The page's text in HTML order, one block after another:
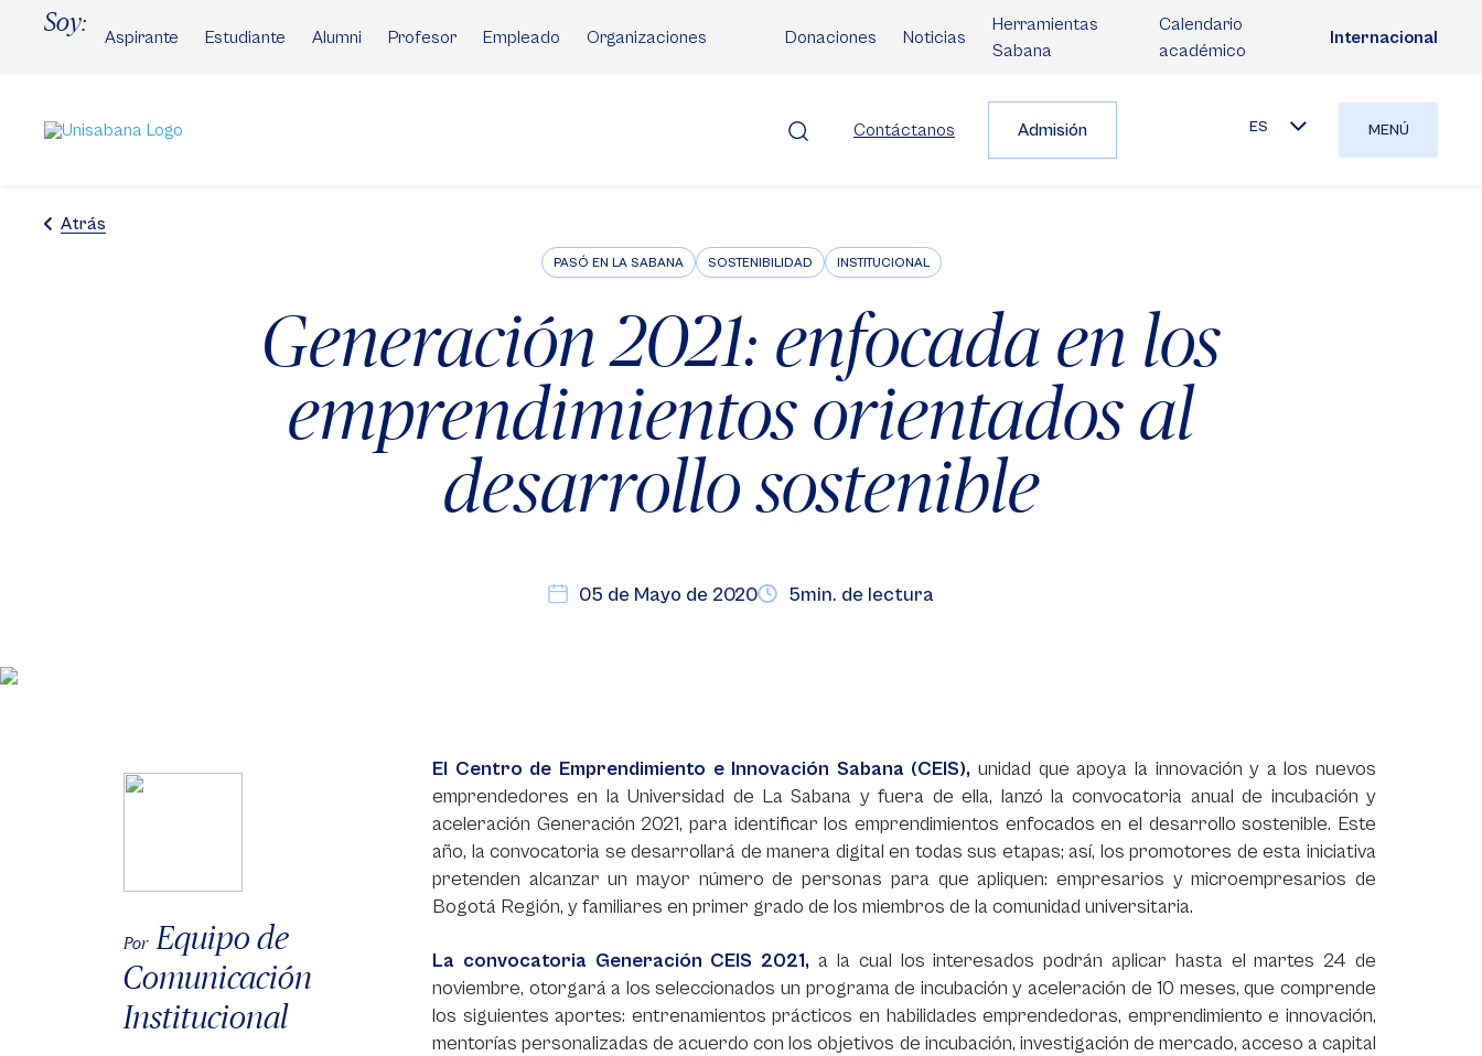
Soy:
Aspirante Estudiante Alumni Profesor Empleado Organizaciones Donaciones Noticias
Herramientas
Sabana
Calendario
académico
Internacional
Contáctanos Admisión ES MENÚ
Atrás
PASÓ EN LA SABANA SOSTENIBILIDAD INSTITUCIONAL
Generación 2021: enfocada en los
emprendimientos orientados al
desarrollo sostenible
05 de Mayo de 2020 5min. de lectura
Por Equipo de
Comunicación
Institucional
El Centro de Emprendimiento e Innovación Sabana (CEIS), unidad que apoya la innovación y a los nuevos
emprendedores en la Universidad de La Sabana y fuera de ella, lanzó la convocatoria anual de incubación y
aceleración Generación 2021, para identificar los emprendimientos enfocados en el desarrollo sostenible. Este
año, la convocatoria se desarrollará de manera digital en todas sus etapas; así, los promotores de esta iniciativa
pretenden alcanzar un mayor número de personas para que apliquen: empresarios y microempresarios de
Bogotá Región, y familiares en primer grado de los miembros de la comunidad universitaria.
La convocatoria Generación CEIS 2021, a la cual los interesados podrán aplicar hasta el martes 24 de
noviembre, otorgará a los seleccionados un programa de incubación y aceleración de 10 meses, que comprende
los siguientes aportes: entrenamientos prácticos en habilidades emprendedoras, emprendimiento e innovación,
mentorías personalizadas de acuerdo con los objetivos de incubación, investigación de mercado, acceso a capital